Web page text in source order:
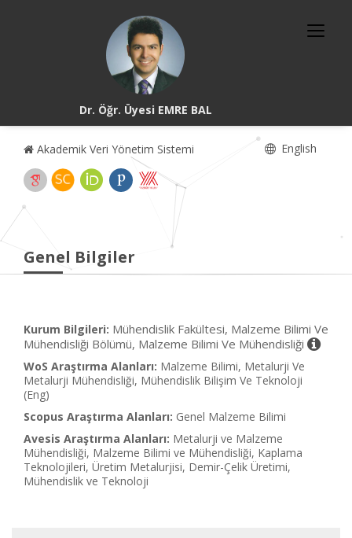
Dr. Öğr. Üyesi EMRE BAL
Akademik Veri Yönetim Sistemi English
Genel Bilgiler
Kurum Bilgileri: Mühendislik Fakültesi, Malzeme Bilimi Ve
Mühendisliği Bölümü, Malzeme Bilimi Ve Mühendisliği
WoS Araştırma Alanları: Malzeme Bilimi, Metalurji Ve
Metalurji Mühendisliği, Mühendislik Bilişim Ve Teknoloji
(Eng)
Scopus Araştırma Alanları: Genel Malzeme Bilimi
Avesis Araştırma Alanları: Metalurji ve Malzeme
Mühendisliği, Malzeme Bilimi ve Mühendisliği, Kaplama
Teknolojileri, Üretim Metalurjisi, Demir-Çelik Üretimi,
Mühendislik ve Teknoloji